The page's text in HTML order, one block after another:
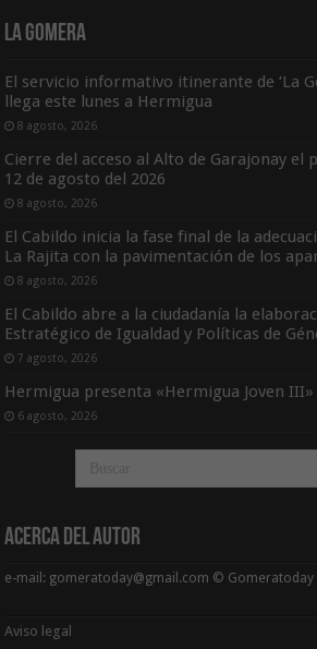
La Gomera
El servicio informativo itinerante de ‘La
llega este lunes a Hermigua
8 agosto, 2026
Cierre del acceso al Alto de Garajonay el
12 de agosto del 2026
8 agosto, 2026
El Cabildo inicia la fase final de la
La Rajita con la pavimentación de los
8 agosto, 2026
El Cabildo abre a la ciudadanía la
Estratégico de Igualdad y Políticas de
7 agosto, 2026
Hermigua presenta «Hermigua Joven III»
6 agosto, 2026
Acerca del Autor
e-mail: gomeratoday@gmail.com © Gomeratoday
Aviso legal